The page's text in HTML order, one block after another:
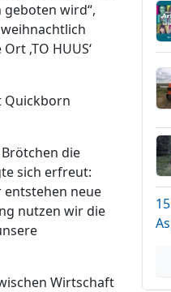
wird“,
‚TO HUUS‘
Quickborn
die
sich erfreut:
entstehen neue
nutzen wir die
Wirtschaft